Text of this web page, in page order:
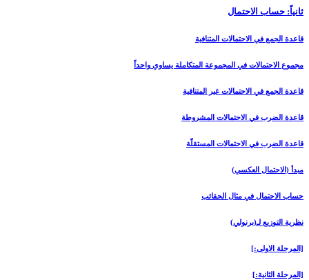
ثانياً: حساب الاحتمال‏
قاعدة الجمع في الاحتمالات المتنافية
مجموع الاحتمالات في المجموعة المتكاملة يساوي واحداً
قاعدة الجمع في الاحتمالات غير المتنافية
قاعدة الضرب في الاحتمالات المشروطة
قاعدة الضرب في الاحتمالات المستقلّة
مبدأ (الاحتمال العكسي)
حساب الاحتمال في مثال الحقائب
نظرية التوزيع لـ(برنولي)
[المرحلة الاولى‏:]
[المرحلة الثانية:]